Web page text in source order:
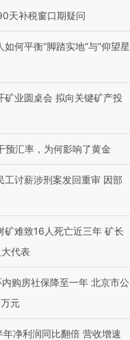
天补税窗口期疑问
如何平衡“脚踏实地”与“仰望星
矿业圆桌会 拟向关键矿产投
预汇率，为何影响了黄金
工讨薪涉刑案发回重审 因部
矿难致16人死亡近三年 矿长
代表
购房社保降至一年 北京市公
元
年净利润同比翻倍 营收增速